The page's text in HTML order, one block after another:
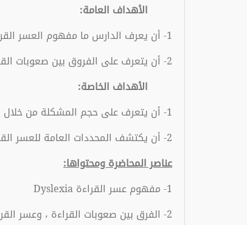
الأهداف العامة:
1- أن يعرف الدارس ما مفهوم العسر القرائي؟
2- أن يتعرف على الفروق بين صعوبات القراءة وعسر القراءة
الأهداف الخاصة:
1- أن يتعرف على حجم المشكلة من خلال نسب انتشارها في المجتمعات الغربية والعربية.
2- أن يكتشف المحددات العامة للعسر القرائي
عناصر المحاضرة ومحتواها:
1- مفهوم عسر القراءة Dyslexia
2- الفرق بين صعوبات القراءة ، وعسر القراءة.